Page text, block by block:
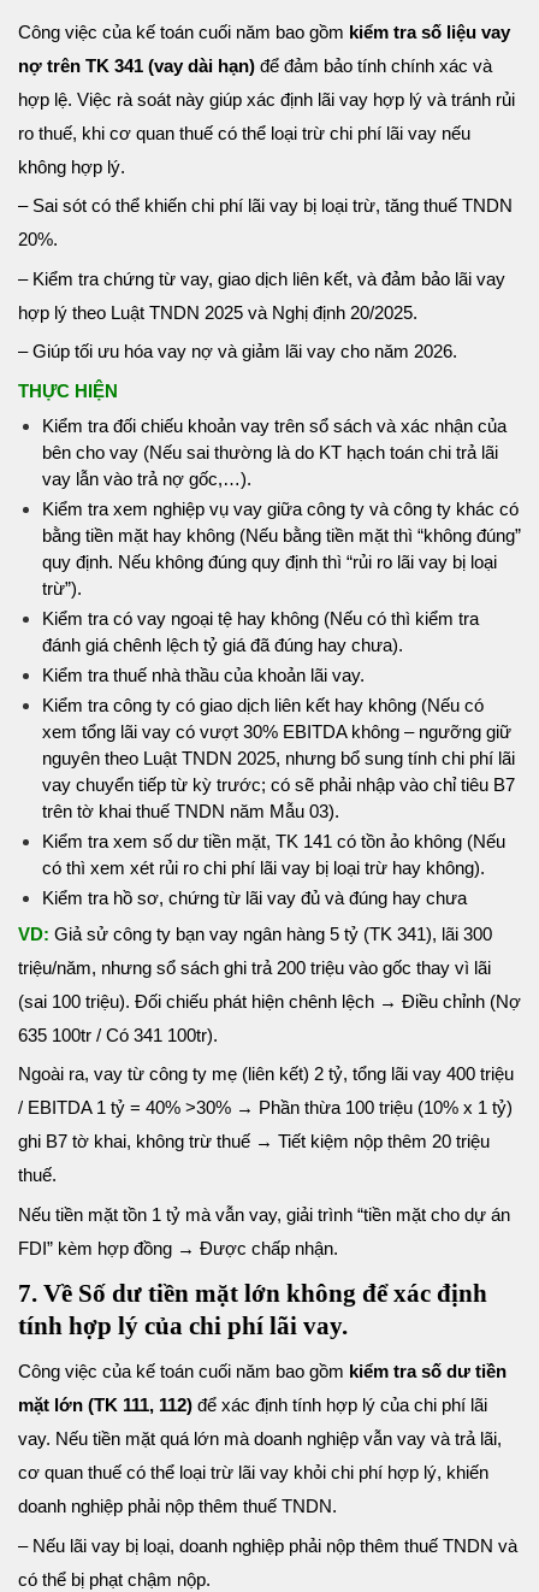
Công việc của kế toán cuối năm bao gồm kiểm tra số liệu vay
nợ trên TK 341 (vay dài hạn) để đảm bảo tính chính xác và
hợp lệ. Việc rà soát này giúp xác định lãi vay hợp lý và tránh rủi
ro thuế, khi cơ quan thuế có thể loại trừ chi phí lãi vay nếu
không hợp lý.
– Sai sót có thể khiến chi phí lãi vay bị loại trừ, tăng thuế TNDN
20%.
– Kiểm tra chứng từ vay, giao dịch liên kết, và đảm bảo lãi vay
hợp lý theo Luật TNDN 2025 và Nghị định 20/2025.
– Giúp tối ưu hóa vay nợ và giảm lãi vay cho năm 2026.
THỰC HIỆN
Kiểm tra đối chiếu khoản vay trên sổ sách và xác nhận của
bên cho vay (Nếu sai thường là do KT hạch toán chi trả lãi
vay lẫn vào trả nợ gốc,…).
Kiểm tra xem nghiệp vụ vay giữa công ty và công ty khác có
bằng tiền mặt hay không (Nếu bằng tiền mặt thì “không đúng”
quy định. Nếu không đúng quy định thì “rủi ro lãi vay bị loại
trừ”).
Kiểm tra có vay ngoại tệ hay không (Nếu có thì kiểm tra
đánh giá chênh lệch tỷ giá đã đúng hay chưa).
Kiểm tra thuế nhà thầu của khoản lãi vay.
Kiểm tra công ty có giao dịch liên kết hay không (Nếu có
xem tổng lãi vay có vượt 30% EBITDA không – ngưỡng giữ
nguyên theo Luật TNDN 2025, nhưng bổ sung tính chi phí lãi
vay chuyển tiếp từ kỳ trước; có sẽ phải nhập vào chỉ tiêu B7
trên tờ khai thuế TNDN năm Mẫu 03).
Kiểm tra xem số dư tiền mặt, TK 141 có tồn ảo không (Nếu
có thì xem xét rủi ro chi phí lãi vay bị loại trừ hay không).
Kiểm tra hồ sơ, chứng từ lãi vay đủ và đúng hay chưa
VD: Giả sử công ty bạn vay ngân hàng 5 tỷ (TK 341), lãi 300
triệu/năm, nhưng sổ sách ghi trả 200 triệu vào gốc thay vì lãi
(sai 100 triệu). Đối chiếu phát hiện chênh lệch → Điều chỉnh (Nợ
635 100tr / Có 341 100tr).
Ngoài ra, vay từ công ty mẹ (liên kết) 2 tỷ, tổng lãi vay 400 triệu
/ EBITDA 1 tỷ = 40% >30% → Phần thừa 100 triệu (10% x 1 tỷ)
ghi B7 tờ khai, không trừ thuế → Tiết kiệm nộp thêm 20 triệu
thuế.
Nếu tiền mặt tồn 1 tỷ mà vẫn vay, giải trình “tiền mặt cho dự án
FDI” kèm hợp đồng → Được chấp nhận.
7. Về Số dư tiền mặt lớn không để xác định
tính hợp lý của chi phí lãi vay.
Công việc của kế toán cuối năm bao gồm kiểm tra số dư tiền
mặt lớn (TK 111, 112) để xác định tính hợp lý của chi phí lãi
vay. Nếu tiền mặt quá lớn mà doanh nghiệp vẫn vay và trả lãi,
cơ quan thuế có thể loại trừ lãi vay khỏi chi phí hợp lý, khiến
doanh nghiệp phải nộp thêm thuế TNDN.
– Nếu lãi vay bị loại, doanh nghiệp phải nộp thêm thuế TNDN và
có thể bị phạt chậm nộp.